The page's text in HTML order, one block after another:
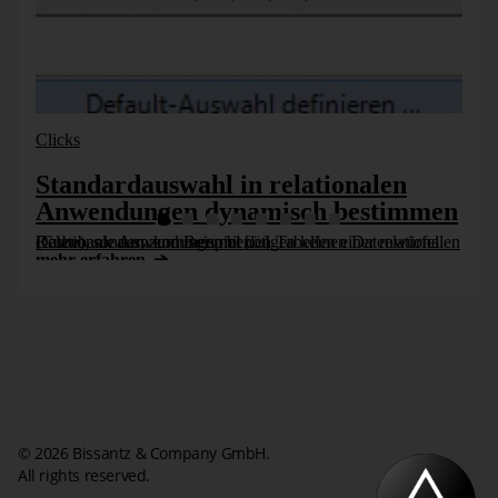
späteren Monate in unserem Beispiel nur Plan-, aber keine
berechnen lassen.
Details zu den einzelnen Werten liefert ein „Tooltip“, wenn
man mit der Maus auf einen der Datenpunkte zeigt. So
haben Sie schnell Zugriff auf die zugrunde liegenden Ist-
bestimmen
Filtermöglichkeiten und
Standardauswahl in
Anwendungen dynamisch
© 2026 Bissantz & Company GmbH.
All rights reserved.